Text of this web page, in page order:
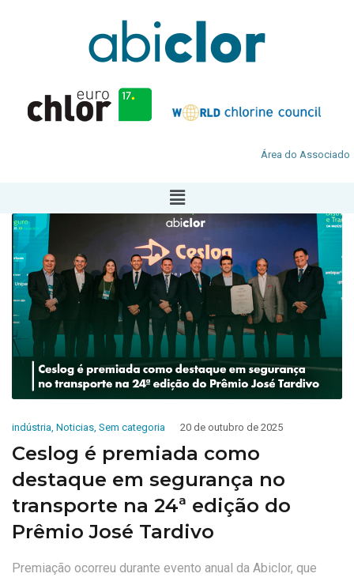
Área do Associado
indústria, Noticias, Sem categoria 20 de outubro de 2025
Ceslog é premiada como
destaque em segurança no
transporte na 24ª edição do
Prêmio José Tardivo
Premiação ocorreu durante evento anual da Abiclor, que